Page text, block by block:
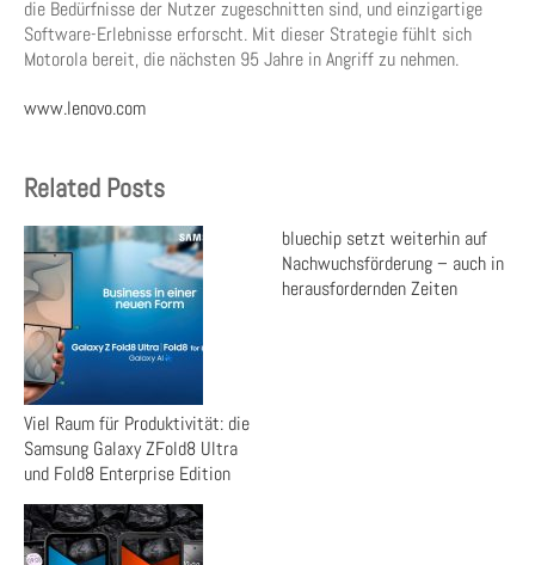
die Bedürfnisse der Nutzer zugeschnitten sind, und einzigartige
Software-Erlebnisse erforscht. Mit dieser Strategie fühlt sich
Motorola bereit, die nächsten 95 Jahre in Angriff zu nehmen.
www.lenovo.com
Related Posts
Viel Raum für Produktivität: die
Samsung Galaxy ZFold8 Ultra
und Fold8 Enterprise Edition
bluechip setzt weiterhin auf
Nachwuchsförderung – auch in
herausfordernden Zeiten